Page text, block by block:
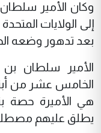
وكان الأمير
إلى الولايات
بعد تدهور وضعه
الأمير سلطان
الخامس عشر من
هي الأميرة حصة
يطلق عليهم